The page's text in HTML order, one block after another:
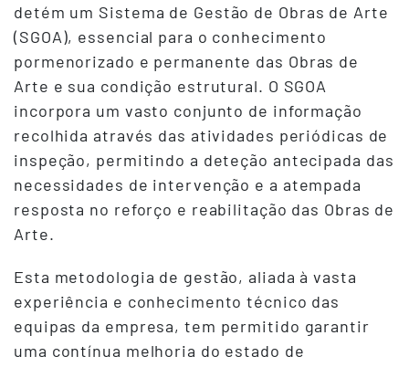
detém um Sistema de Gestão de Obras de Arte
(SGOA), essencial para o conhecimento
pormenorizado e permanente das Obras de
Arte e sua condição estrutural. O SGOA
incorpora um vasto conjunto de informação
recolhida através das atividades periódicas de
inspeção, permitindo a deteção antecipada das
necessidades de intervenção e a atempada
resposta no reforço e reabilitação das Obras de
Arte.
Esta metodologia de gestão, aliada à vasta
experiência e conhecimento técnico das
equipas da empresa, tem permitido garantir
uma contínua melhoria do estado de